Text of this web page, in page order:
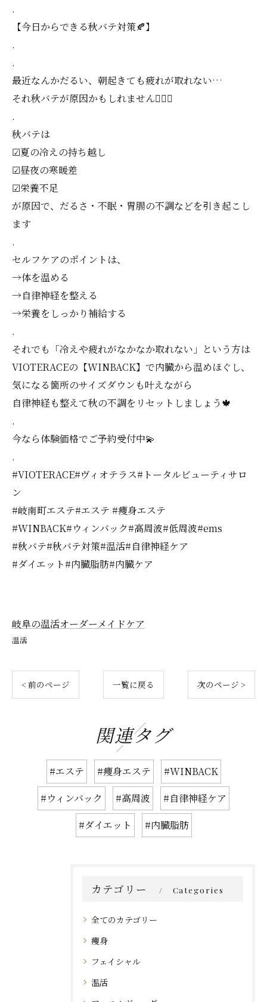
.
【今日からできる秋バテ対策🍂】
.
.
最近なんかだるい、朝起きても疲れが取れない…
それ秋バテが原因かもしれません😮‍💨🍂
.
秋バテは
☑︎夏の冷えの持ち越し
☑︎昼夜の寒暖差
☑︎栄養不足
が原因で、だるさ・不眠・胃腸の不調などを引き起こし
ます
.
セルフケアのポイントは、
→体を温める
→自律神経を整える
→栄養をしっかり補給する
.
それでも「冷えや疲れがなかなか取れない」という方は
VIOTERACEの【WINBACK】で内臓から温めほぐし、
気になる箇所のサイズダウンも叶えながら
自律神経も整えて秋の不調をリセットしましょう🍁
.
今なら体験価格でご予約受付中💫
.
#VIOTERACE#ヴィオテラス#トータルビューティサロ
ン
#岐南町エステ#エステ #痩身エステ
#WINBACK#ウィンバック#高周波#低周波#ems
#秋バテ#秋バテ対策#温活#自律神経ケア
#ダイエット#内臓脂肪#内臓ケア
岐阜の温活オーダーメイドケア
温活
< 前のページ 一覧に戻る 次のページ >
関連タグ
#エステ #痩身エステ
#WINBACK
#ウィンバック
#高周波
#自律神経ケア
#ダイエット
#内臓脂肪
カテゴリー Categories
全てのカテゴリー
痩身
フェイシャル
温活